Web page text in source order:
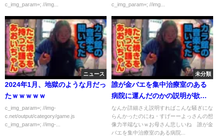
c_img_param=; //img...
c_img_param=; //img...
ニュース
2024年1月、地獄のような月だっ
たｗｗｗｗｗ
c_img_param=; //img-
c.net/output/category/game.js
c_img_param=; //img-...
未分類
誰が金バエを集中治療室のある
病院に運んだのかの説明が欲し
いよね。誰の通報？初動がミス
ったね よっさんの想像力半端
ないｗ 真央のヒカルお兄様、
なんか詳細さえ説明すればこんな騒ぎにな
らんかったのにね・すげーーよっさんの想
像力半端ないｗお母さん悲しいね 誰が金
バエを集中治療室のある病院...